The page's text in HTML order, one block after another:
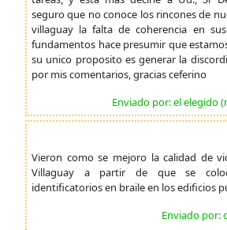
seguro que no conoce los rincones de
villaguay la falta de coherencia en
fundamentos hace presumir que
su unico proposito es generar la
por mis comentarios, gracias ceferino
Enviado por: el elegido
Vieron como se mejoro la calidad de
Villaguay a partir de que se
identificatorios en braile en los edificios
Enviado por: